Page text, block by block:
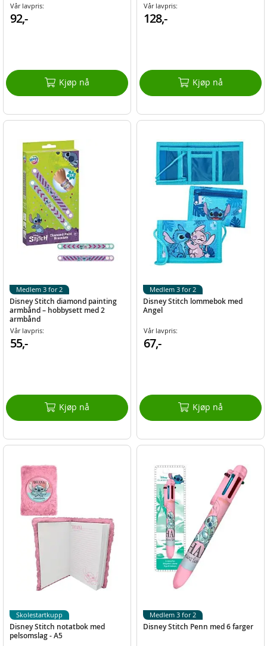
Vår lavpris:
92,-
Kjøp nå
Vår lavpris:
128,-
Kjøp nå
Disney Stitch diamond painting
armbånd – hobbysett med 2
armbånd
Vår lavpris:
55,-
Kjøp nå
Medlem 3 for 2
Disney Stitch lommebok med
Angel
Vår lavpris:
67,-
Kjøp nå
Medlem 3 for 2
Disney Stitch notatbok med
pelsomslag - A5
Skolestartkupp
Disney Stitch Penn med 6 farger
Medlem 3 for 2